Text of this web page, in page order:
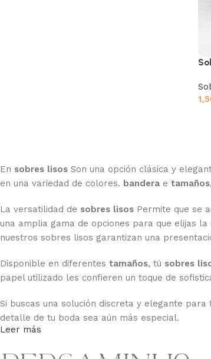
En sobres lisos Son una opción clásica y
en una variedad de colores. bandera e tamaños
La versatilidad de sobres lisos Permite que se
una amplia gama de opciones para que elijas
nuestros sobres lisos garantizan una
Disponible en diferentes tamaños, tú sobres
papel utilizado les confieren un toque de
Si buscas una solución discreta y elegante para
detalle de tu boda sea aún más especial.
Leer más